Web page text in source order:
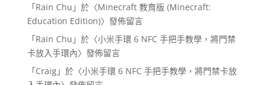
「Rain Chu 」於〈Minecraft 教育版 (Minecraft:
Education Edition)〉發佈留言
「Rain Chu 」於〈小米手環 6 NFC 手把手教學，將門禁
卡放入手環內〉發佈留言
「Craig」於〈小米手環 6 NFC 手把手教學，將門禁卡放